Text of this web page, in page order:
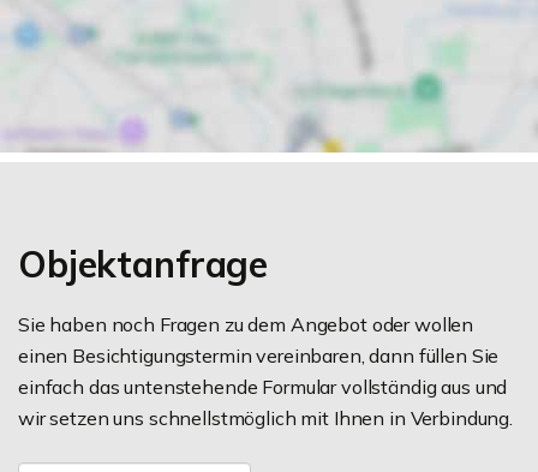
Objektanfrage
Sie haben noch Fragen zu dem Angebot oder wollen
einen Besichtigungstermin vereinbaren, dann füllen Sie
einfach das untenstehende Formular vollständig aus und
wir setzen uns schnellstmöglich mit Ihnen in Verbindung.